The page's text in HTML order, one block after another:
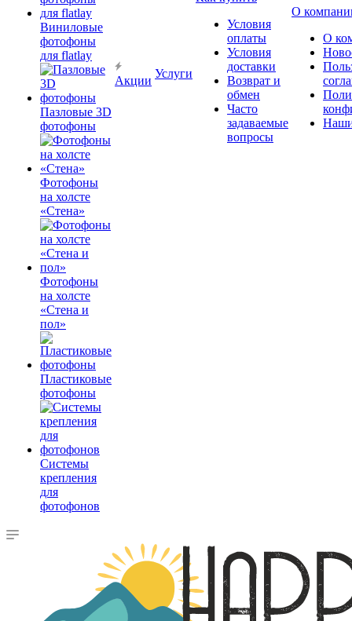
Виниловые
фотофоны
для flatlay
Пазловые 3D
фотофоны
Фотофоны
на холсте
«Стена»
Фотофоны
на холсте
«Стена и
пол»
Пластиковые
фотофоны
Системы
крепления
для
фотофонов
Акции
Услуги
Условия
оплаты
Условия
доставки
Возврат и
обмен
Часто
задаваемые
вопросы
О
О